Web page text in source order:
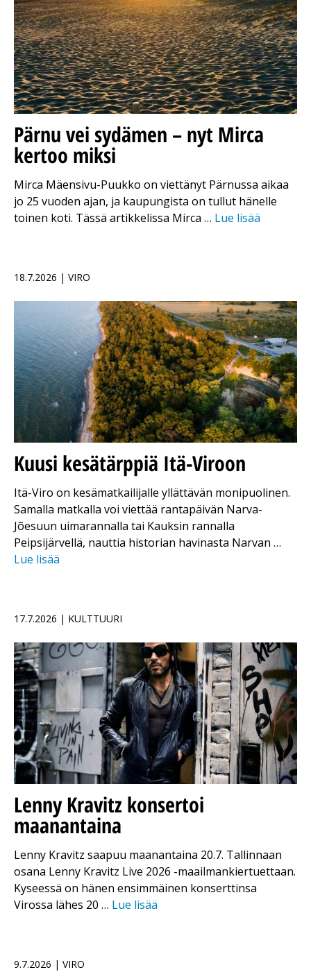
Pärnu vei sydämen – nyt Mirca
kertoo miksi
Mirca Mäensivu-Puukko on viettänyt Pärnussa aikaa
jo 25 vuoden ajan, ja kaupungista on tullut hänelle
toinen koti. Tässä artikkelissa Mirca … Lue lisää
18.7.2026 | VIRO
Kuusi kesätärppiä Itä-Viroon
Itä-Viro on kesämatkailijalle yllättävän monipuolinen.
Samalla matkalla voi viettää rantapäivän Narva-
Jõesuun uimarannalla tai Kauksin rannalla
Peipsijärvellä, nauttia historian havinasta Narvan …
Lue lisää
17.7.2026 | KULTTUURI
Lenny Kravitz konsertoi
maanantaina
Lenny Kravitz saapuu maanantaina 20.7. Tallinnaan
osana Lenny Kravitz Live 2026 -maailmankiertuettaan.
Kyseessä on hänen ensimmäinen konserttinsa
Virossa lähes 20 … Lue lisää
9.7.2026 | VIRO